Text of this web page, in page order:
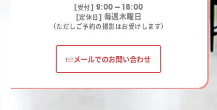
[受付] 9:00 – 18:00
[定休日] 毎週木曜日
（ただしご予約の撮影はお受けします）
メールでのお問い合わせ